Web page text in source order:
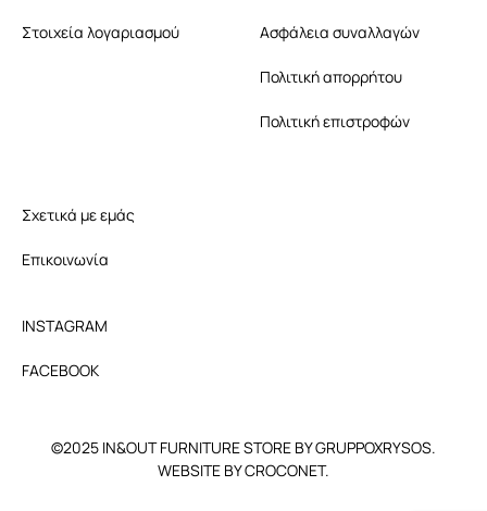
Στοιχεία λογαριασμού Ασφάλεια συναλλαγών
Πολιτική απορρήτου
Πολιτική επιστροφών
Σχετικά με εμάς
Επικοινωνία
INSTAGRAM
FACEBOOK
©2025 IN&OUT FURNITURE STORE BY GRUPPOXRYSOS.
WEBSITE BY CROCONET.